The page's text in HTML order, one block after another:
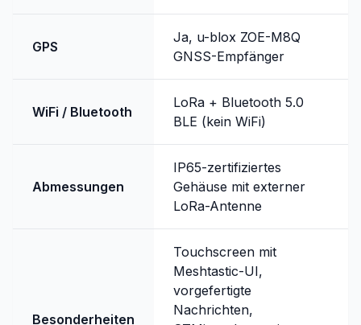
GPS
Ja, u-blox ZOE-M8Q
GNSS-Empfänger
WiFi / Bluetooth
LoRa + Bluetooth 5.0
BLE (kein WiFi)
Abmessungen
IP65-zertifiziertes
Gehäuse mit externer
LoRa-Antenne
Besonderheiten
Touchscreen mit
Meshtastic-UI,
vorgefertigte
Nachrichten,